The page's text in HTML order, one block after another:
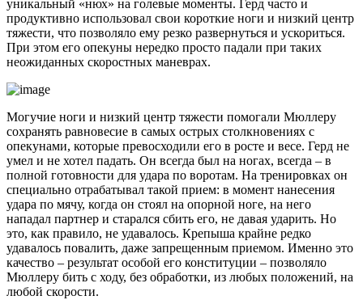
уникальный «нюх» на голевые моменты. Герд часто и
продуктивно использовал свои короткие ноги и низкий центр
тяжести, что позволяло ему резко развернуться и ускориться.
При этом его опекуны нередко просто падали при таких
неожиданных скоростных маневрах.
Могучие ноги и низкий центр тяжести помогали Мюллеру
сохранять равновесие в самых острых столкновениях с
опекунами, которые превосходили его в росте и весе. Герд не
умел и не хотел падать. Он всегда был на ногах, всегда – в
полной готовности для удара по воротам. На тренировках он
специально отрабатывал такой прием: в момент нанесения
удара по мячу, когда он стоял на опорной ноге, на него
нападал партнер и старался сбить его, не давая ударить. Но
это, как правило, не удавалось. Крепыша крайне редко
удавалось повалить, даже запрещенным приемом. Именно это
качество – результат особой его конституции – позволяло
Мюллеру бить с ходу, без обработки, из любых положений, на
любой скорости.